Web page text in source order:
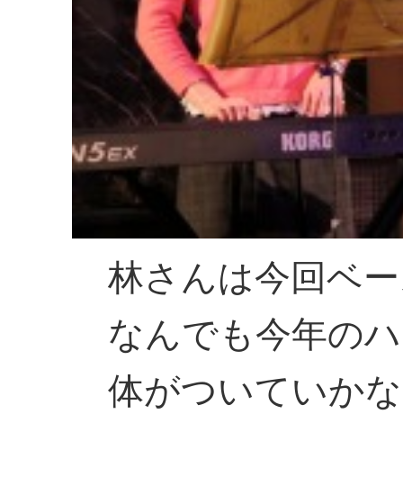
林さんは今回ベ
なんでも今年の
体がついていか